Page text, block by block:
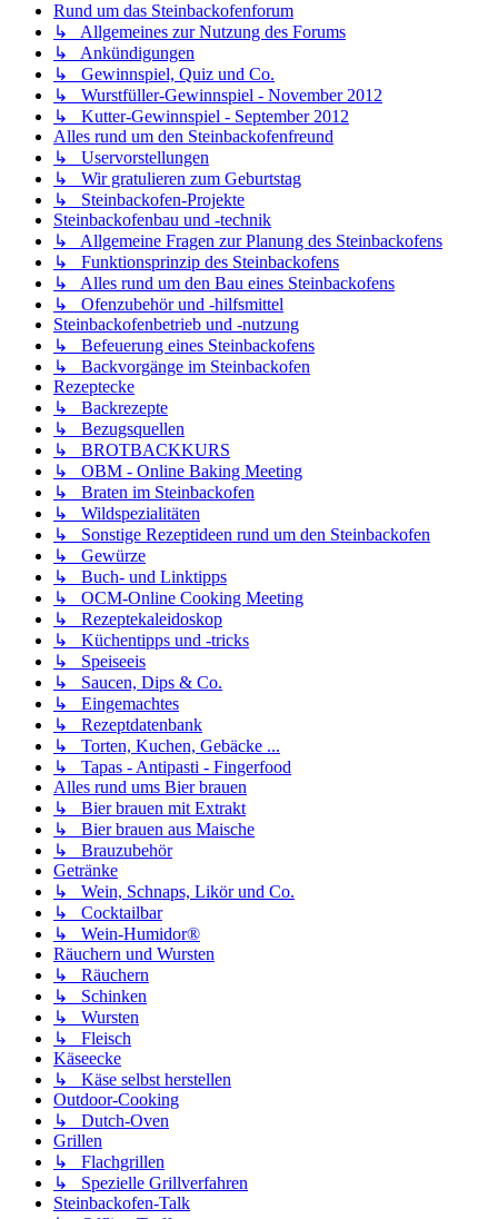
Rund um das Steinbackofenforum
↳ Allgemeines zur Nutzung des Forums
↳ Ankündigungen
↳ Gewinnspiel, Quiz und Co.
↳ Wurstfüller-Gewinnspiel - November 2012
↳ Kutter-Gewinnspiel - September 2012
Alles rund um den Steinbackofenfreund
↳ Uservorstellungen
↳ Wir gratulieren zum Geburtstag
↳ Steinbackofen-Projekte
Steinbackofenbau und -technik
↳ Allgemeine Fragen zur Planung des Steinbackofens
↳ Funktionsprinzip des Steinbackofens
↳ Alles rund um den Bau eines Steinbackofens
↳ Ofenzubehör und -hilfsmittel
Steinbackofenbetrieb und -nutzung
↳ Befeuerung eines Steinbackofens
↳ Backvorgänge im Steinbackofen
Rezeptecke
↳ Backrezepte
↳ Bezugsquellen
↳ BROTBACKKURS
↳ OBM - Online Baking Meeting
↳ Braten im Steinbackofen
↳ Wildspezialitäten
↳ Sonstige Rezeptideen rund um den Steinbackofen
↳ Gewürze
↳ Buch- und Linktipps
↳ OCM-Online Cooking Meeting
↳ Rezeptekaleidoskop
↳ Küchentipps und -tricks
↳ Speiseeis
↳ Saucen, Dips & Co.
↳ Eingemachtes
↳ Rezeptdatenbank
↳ Torten, Kuchen, Gebäcke ...
↳ Tapas - Antipasti - Fingerfood
Alles rund ums Bier brauen
↳ Bier brauen mit Extrakt
↳ Bier brauen aus Maische
↳ Brauzubehör
Getränke
↳ Wein, Schnaps, Likör und Co.
↳ Cocktailbar
↳ Wein-Humidor®
Räuchern und Wursten
↳ Räuchern
↳ Schinken
↳ Wursten
↳ Fleisch
Käseecke
↳ Käse selbst herstellen
Outdoor-Cooking
↳ Dutch-Oven
Grillen
↳ Flachgrillen
↳ Spezielle Grillverfahren
Steinbackofen-Talk